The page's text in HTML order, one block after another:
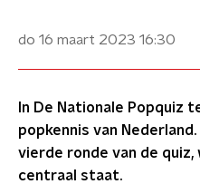
do 16 maart 2023 16:30
In De Nationale Popquiz
popkennis van
vierde ronde van de
centraal staat.